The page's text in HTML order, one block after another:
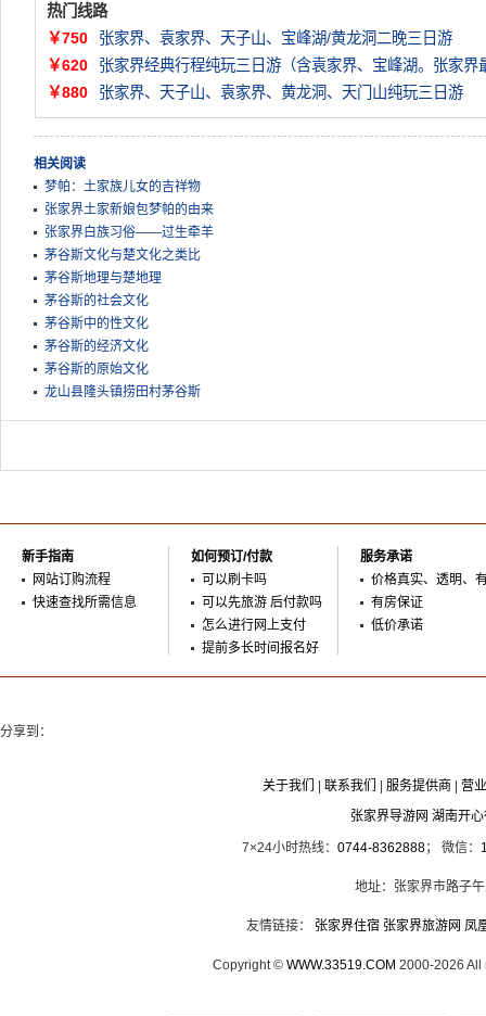
热门线路
￥750
张家界、袁家界、天子山、宝峰湖/黄龙洞二晚三日游
￥620
张家界经典行程纯玩三日游（含袁家界、宝峰湖。张家界
￥880
张家界、天子山、袁家界、黄龙洞、天门山纯玩三日游
相关阅读
梦帕：土家族儿女的吉祥物
张家界土家新娘包梦帕的由来
张家界白族习俗——过生牵羊
茅谷斯文化与楚文化之类比
茅谷斯地理与楚地理
茅谷斯的社会文化
茅谷斯中的性文化
茅谷斯的经济文化
茅谷斯的原始文化
龙山县隆头镇捞田村茅谷斯
新手指南
网站订购流程
快速查找所需信息
如何预订/付款
可以刷卡吗
可以先旅游 后付款吗
怎么进行网上支付
提前多长时间报名好
服务承诺
价格真实、透明、
有房保证
低价承诺
分享到：
关于我们 联系我们 服务提供商
营
张家界导游网 湖南开
7×24小时热线： 0744-8362888； 微信：
地址：张家界市路子
友情链接： 张家界住宿 张家界旅游网 凤
Copyright © WWW.33519.COM 2000-2026 All